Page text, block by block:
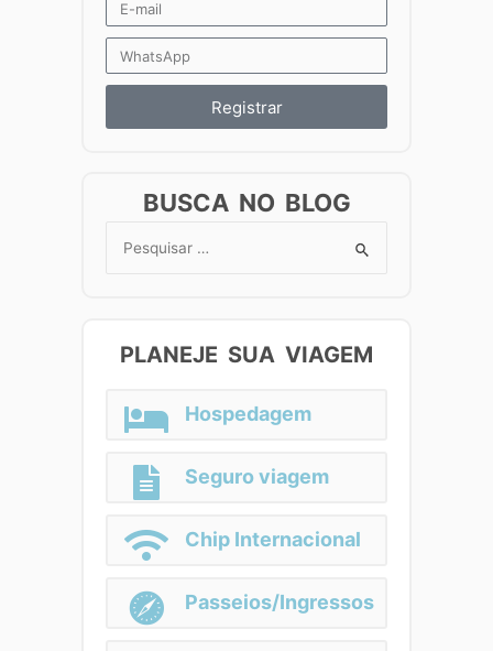
Registrar
BUSCA NO BLOG
Search
PLANEJE SUA VIAGEM
Hospedagem
Seguro viagem
Chip Internacional
Passeios/Ingressos